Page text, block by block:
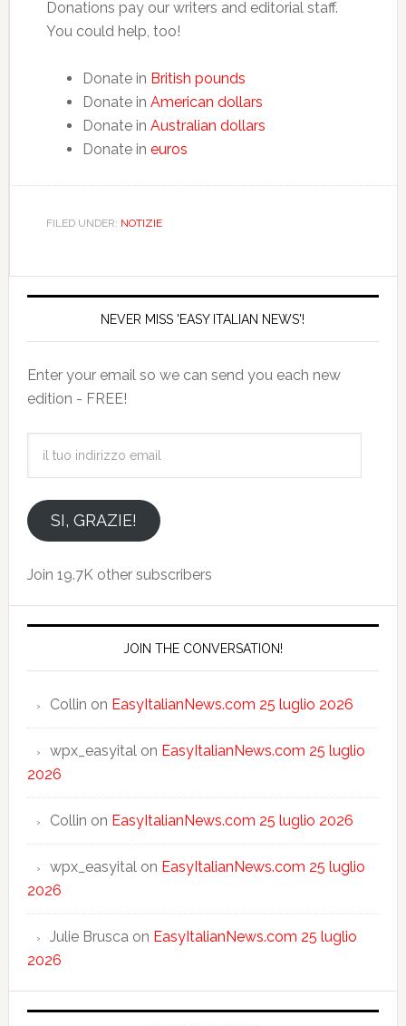
Donations pay our writers and editorial staff.
You could help, too!
Donate in British pounds
Donate in American dollars
Donate in Australian dollars
Donate in euros
FILED UNDER: NOTIZIE
NEVER MISS 'EASY ITALIAN NEWS'!
Enter your email so we can send you each new
edition - FREE!
emailSI, GRAZIE!
Join 19.7K other subscribers
JOIN THE CONVERSATION!
Collin on EasyItalianNews.com 25 luglio 2026
wpx_easyitalon EasyItalianNews.com 25 luglio
2026
Collin on EasyItalianNews.com 25 luglio 2026
wpx_easyitalon EasyItalianNews.com 25 luglio
2026
Julie Bruscaon EasyItalianNews.com 25 luglio
2026